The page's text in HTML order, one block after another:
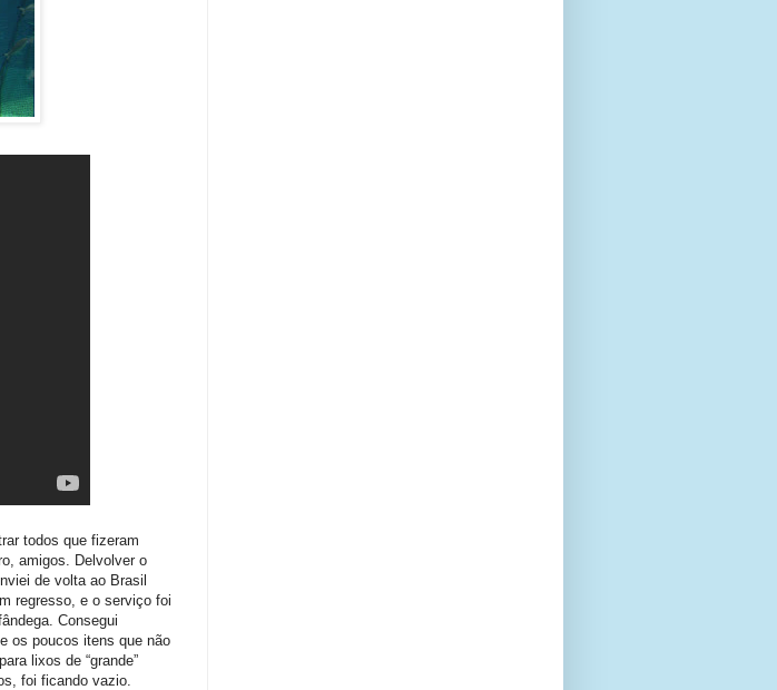
todos que fizeram
amigos. Delvolver o
de volta ao Brasil
regresso, e o serviço foi
Consegui
os poucos itens que não
lixos de “grande”
foi ficando vazio.